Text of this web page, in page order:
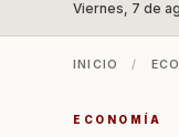
Viernes, 7 de
INICIO /
ECONOMÍA